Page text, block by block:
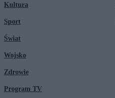
Kultura
Sport
Świat
Wojsko
Zdrowie
Program TV